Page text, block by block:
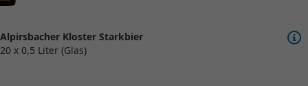
Alpirsbacher Kloster Starkbier
20 x 0,5 Liter (Glas)